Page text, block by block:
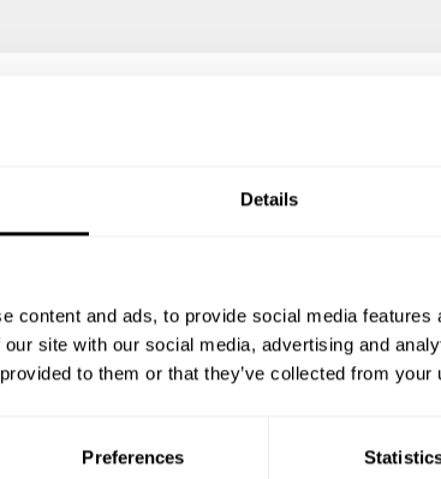
Details
content and ads, to provide social media
site with our social media, advertising and
to them or that they’ve collected from
Preferences